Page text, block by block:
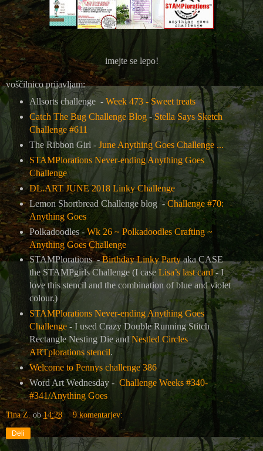
imejte se lepo!
voščilnico prijavljam:
Allsorts challenge - Week 473 - Sweet treats
Catch The Bug Challenge Blog-Stella Says Sketch
Challenge #611
The Ribbon Girl - June Anything Goes Challenge ...
STAMPlorations Never-ending Anything Goes
Challenge
DL.ART JUNE 2018 Linky Challenge
Lemon Shortbread Challenge blog -Challenge #70:
Anything Goes
Polkadoodles -Wk 26 ~ Polkadoodles Crafting ~
Anything Goes Challenge
STAMPlorations -Birthday Linky Partyaka CASE
the STAMPgirls Challenge (I case Lisa’s last card- I
love this stencil and the combination of blue and violet
colour.)
STAMPlorations Never-ending Anything Goes
Challenge- I used Crazy Double Running Stitch
Rectangle Nesting Die andNestled Circles
ARTplorations stencil.
Welcome to Pennys challenge 386
Word Art Wednesday - Challenge Weeks #340-
#341/Anything Goes
Tina Z. ob14:28 9 komentarjev:
Deli